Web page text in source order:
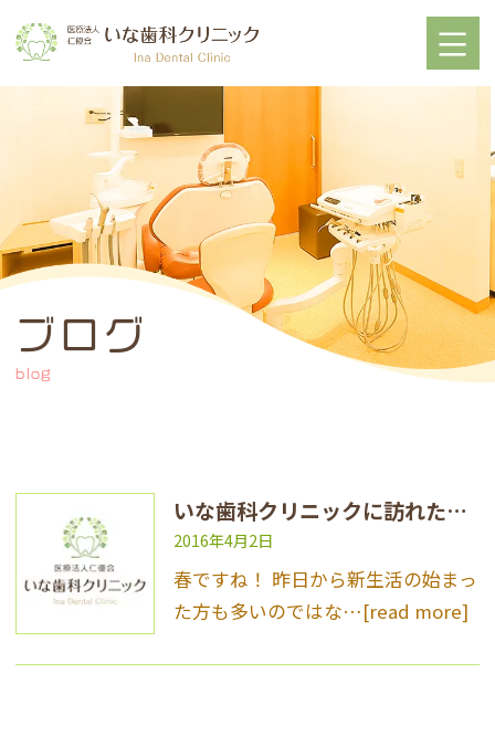
ブログ
blog
いな歯科クリニックに訪れた春！
2016年4月2日
春ですね！ 昨日から新生活の始まっ
た方も多いのではな…[read more]